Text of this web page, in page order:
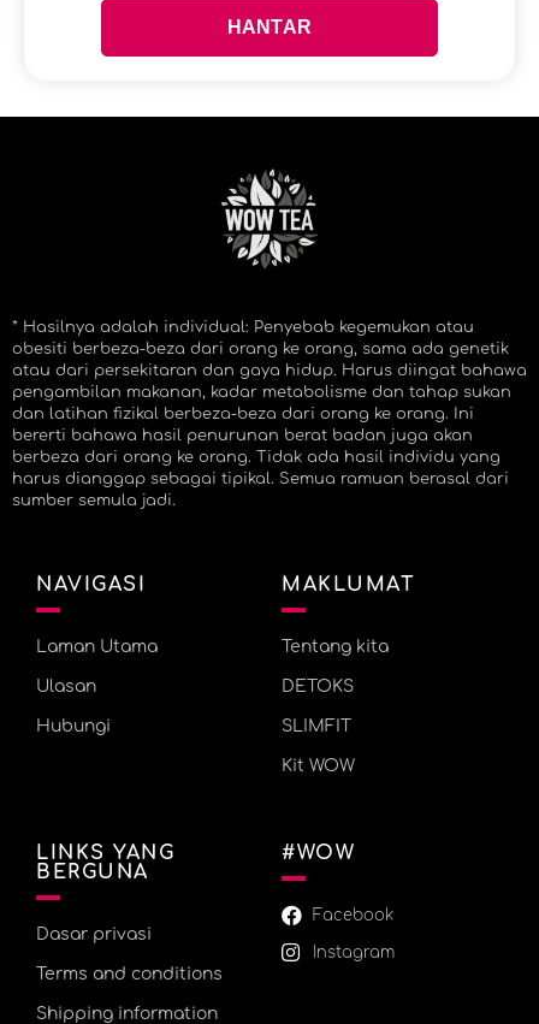
* Hasilnya adalah individual: Penyebab kegemukan atau
obesiti berbeza-beza dari orang ke orang, sama ada genetik
atau dari persekitaran dan gaya hidup. Harus diingat bahawa
pengambilan makanan, kadar metabolisme dan tahap sukan
dan latihan fizikal berbeza-beza dari orang ke orang. Ini
bererti bahawa hasil penurunan berat badan juga akan
berbeza dari orang ke orang. Tidak ada hasil individu yang
harus dianggap sebagai tipikal. Semua ramuan berasal dari
sumber semula jadi.
NAVIGASI
Laman Utama
Ulasan
Hubungi
MAKLUMAT
Tentang kita
DETOKS
SLIMFIT
Kit WOW
LINKS YANG
BERGUNA
Dasar privasi
Terms and conditions
Shipping information
#WOW
Facebook
Instagram